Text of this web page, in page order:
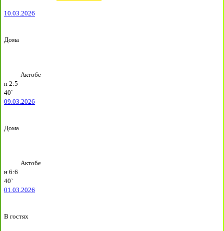
10.03.2026
Дома
Актобе
п 2:5
40`
09.03.2026
Дома
Актобе
н 6:6
40`
01.03.2026
В гостях